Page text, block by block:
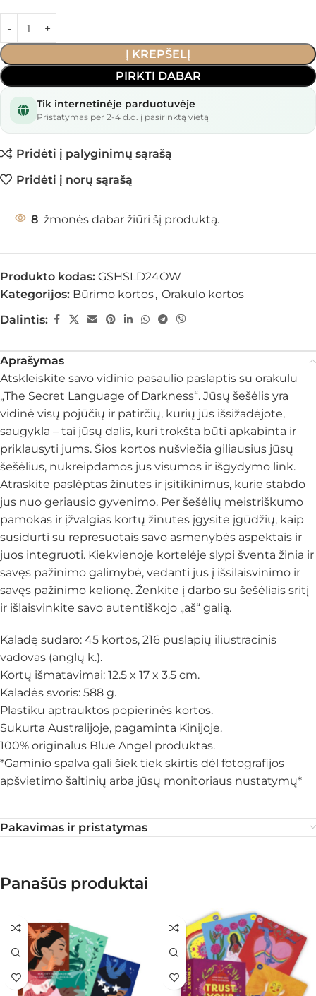
Į KREPŠELĮ
PIRKTI DABAR
Tik internetinėje parduotuvėje
Pristatymas per 2-4 d.d. į pasirinktą vietą
Pridėti į palyginimų sąrašą
Pridėti į norų sąrašą
8 žmonės dabar žiūri šį produktą.
Produkto kodas: GSHSLD24OW
Kategorijos: Būrimo kortos, Orakulo kortos
Dalintis:
Aprašymas
Atskleiskite savo vidinio pasaulio paslaptis su orakulu
„The Secret Language of Darkness“. Jūsų šešėlis yra
vidinė visų pojūčių ir patirčių, kurių jūs išsižadėjote,
saugykla – tai jūsų dalis, kuri trokšta būti apkabinta ir
priklausyti jums. Šios kortos nušviečia giliausius jūsų
šešėlius, nukreipdamos jus visumos ir išgydymo link.
Atraskite paslėptas žinutes ir įsitikinimus, kurie stabdo
jus nuo geriausio gyvenimo. Per šešėlių meistriškumo
pamokas ir įžvalgias kortų žinutes įgysite įgūdžių, kaip
susidurti su represuotais savo asmenybės aspektais ir
juos integruoti. Kiekvienoje kortelėje slypi šventa žinia ir
savęs pažinimo galimybė, vedanti jus į išsilaisvinimo ir
savęs pažinimo kelionę. Ženkite į darbo su šešėliais sritį
ir išlaisvinkite savo autentiškojo „aš“ galią.
Kaladę sudaro: 45 kortos, 216 puslapių iliustracinis
vadovas (anglų k.).
Kortų išmatavimai: 12.5 x 17 x 3.5 cm.
Kaladės svoris: 588 g.
Plastiku aptrauktos popierinės kortos.
Sukurta Australijoje, pagaminta Kinijoje.
100% originalus Blue Angel produktas.
*Gaminio spalva gali šiek tiek skirtis dėl fotografijos
apšvietimo šaltinių arba jūsų monitoriaus nustatymų*
Pakavimas ir pristatymas
Panašūs produktai